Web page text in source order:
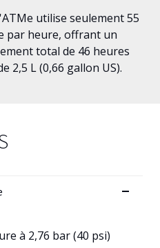
ATMe utilise seulement 55
par heure, offrant un
total de 46 heures
2,5 L (0,66 gallon US).
à 2,76 bar (40 psi)